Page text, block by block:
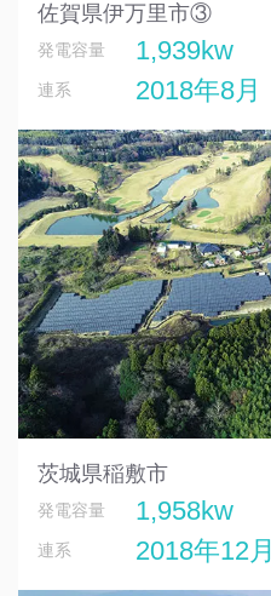
佐賀県伊万里市③
発電容量 1,939kw
連系 2018年8月
茨城県稲敷市
発電容量 1,958kw
連系 2018年12月